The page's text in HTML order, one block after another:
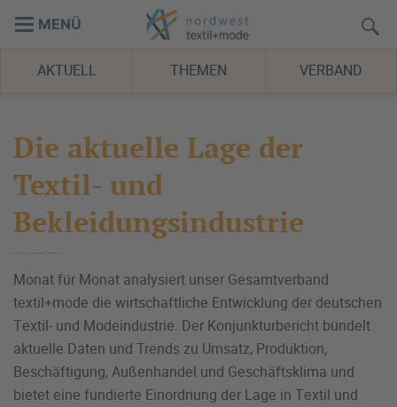
MENÜ
AKTUELL THEMEN VERBAND
Die aktuelle Lage der
Textil- und
Bekleidungsindustrie
Monat für Monat analysiert unser Gesamtverband
textil+mode die wirtschaftliche Entwicklung der deutschen
Textil- und Modeindustrie. Der Konjunkturbericht bündelt
aktuelle Daten und Trends zu Umsatz, Produktion,
Beschäftigung, Außenhandel und Geschäftsklima und
bietet eine fundierte Einordnung der Lage in Textil und